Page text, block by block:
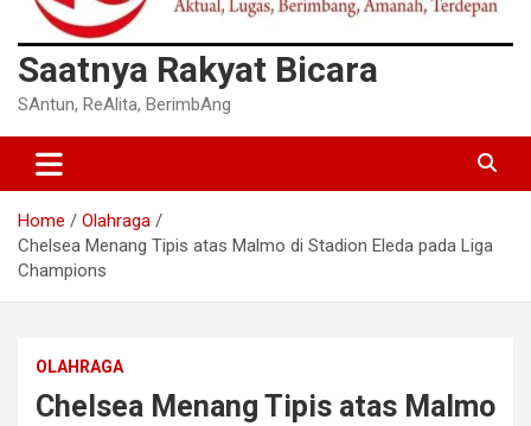
Saatnya Rakyat Bicara
SAntun, ReAlita, BerimbAng
Home
Olahraga
Chelsea Menang Tipis atas Malmo di Stadion Eleda pada Liga
Champions
OLAHRAGA
Chelsea Menang Tipis atas Malmo